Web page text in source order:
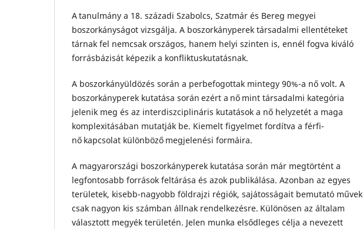
A tanulmány a 18. századi Szabolcs, Szatmár és Bereg megyei
boszorkányságot vizsgálja. A boszorkányperek társadalmi ellentéteket
tárnak fel nemcsak országos, hanem helyi szinten is, ennél fogva kiváló
forrásbázisát képezik a konfliktuskutatásnak.
A boszorkányüldözés során a perbefogottak mintegy 90%-a nő volt. A
boszorkányperek kutatása során ezért a nő mint társadalmi kategória
jelenik meg és az interdiszciplináris kutatások a nő helyzetét a maga
komplexitásában mutatják be. Kiemelt figyelmet fordítva a férfi-
nő kapcsolat különböző megjelenési formáira.
A magyarországi boszorkányperek kutatása során már megtörtént a
legfontosabb források feltárása és azok publikálása. Azonban az egyes
területek, kisebb-nagyobb földrajzi régiók, sajátosságait bemutató művek
csak nagyon kis számban állnak rendelkezésre. Különösen az általam
választott megyék területén. Jelen munka elsődleges célja a nevezett